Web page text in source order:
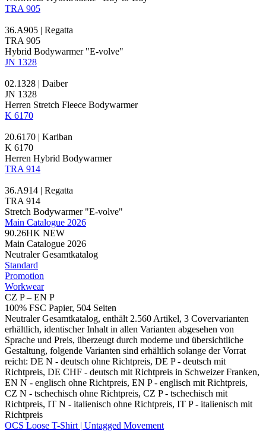
TRA 905
36.A905 | Regatta
TRA 905
Hybrid Bodywarmer "E-volve"
JN 1328
02.1328 | Daiber
JN 1328
Herren Stretch Fleece Bodywarmer
K 6170
20.6170 | Kariban
K 6170
Herren Hybrid Bodywarmer
TRA 914
36.A914 | Regatta
TRA 914
Stretch Bodywarmer "E-volve"
Main Catalogue 2026
90.26HK NEW
Main Catalogue 2026
Neutraler Gesamtkatalog
Standard
Promotion
Workwear
CZ P – EN P
100% FSC Papier, 504 Seiten
Neutraler Gesamtkatalog, enthält 2.560 Artikel, 3 Covervarianten
erhältlich, identischer Inhalt in allen Varianten abgesehen von
Sprache und Preis, überzeugt durch moderne und übersichtliche
Gestaltung, folgende Varianten sind erhältlich solange der Vorrat
reicht: DE N - deutsch ohne Richtpreis, DE P - deutsch mit
Richtpreis, DE CHF - deutsch mit Richtpreis in Schweizer Franken,
EN N - englisch ohne Richtpreis, EN P - englisch mit Richtpreis,
CZ N - tschechisch ohne Richtpreis, CZ P - tschechisch mit
Richtpreis, IT N - italienisch ohne Richtpreis, IT P - italienisch mit
Richtpreis
OCS Loose T-Shirt | Untagged Movement